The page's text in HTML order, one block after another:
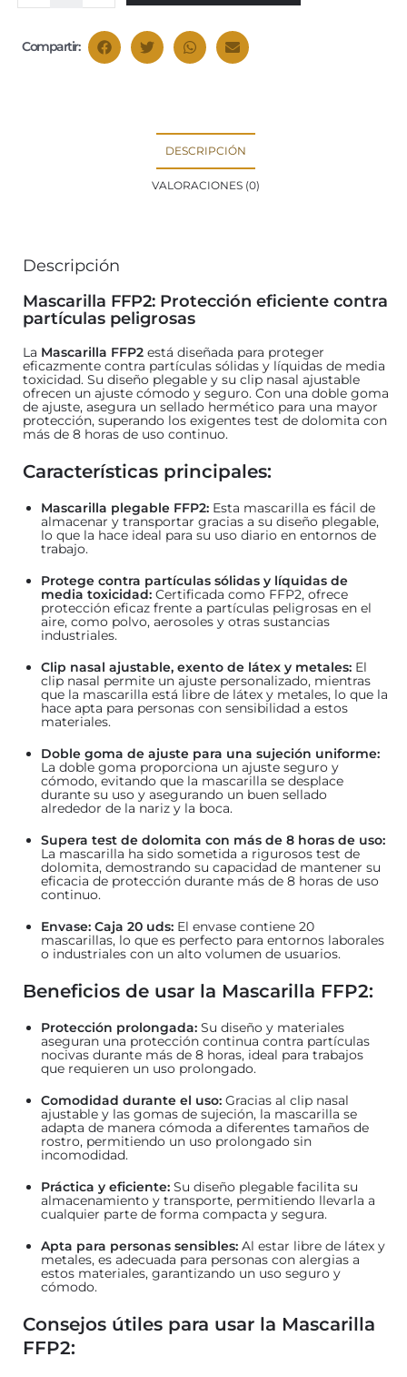
Compartir:
DESCRIPCIÓN
VALORACIONES (0)
Descripción
Mascarilla FFP2: Protección eficiente contra
partículas peligrosas
La Mascarilla FFP2 está diseñada para proteger
eficazmente contra partículas sólidas y líquidas de media
toxicidad. Su diseño plegable y su clip nasal ajustable
ofrecen un ajuste cómodo y seguro. Con una doble goma
de ajuste, asegura un sellado hermético para una mayor
protección, superando los exigentes test de dolomita con
más de 8 horas de uso continuo.
Características principales:
Mascarilla plegable FFP2: Esta mascarilla es fácil de
almacenar y transportar gracias a su diseño plegable,
lo que la hace ideal para su uso diario en entornos de
trabajo.
Protege contra partículas sólidas y líquidas de
media toxicidad: Certificada como FFP2, ofrece
protección eficaz frente a partículas peligrosas en el
aire, como polvo, aerosoles y otras sustancias
industriales.
Clip nasal ajustable, exento de látex y metales: El
clip nasal permite un ajuste personalizado, mientras
que la mascarilla está libre de látex y metales, lo que la
hace apta para personas con sensibilidad a estos
materiales.
Doble goma de ajuste para una sujeción uniforme:
La doble goma proporciona un ajuste seguro y
cómodo, evitando que la mascarilla se desplace
durante su uso y asegurando un buen sellado
alrededor de la nariz y la boca.
Supera test de dolomita con más de 8 horas de uso:
La mascarilla ha sido sometida a rigurosos test de
dolomita, demostrando su capacidad de mantener su
eficacia de protección durante más de 8 horas de uso
continuo.
Envase: Caja 20 uds: El envase contiene 20
mascarillas, lo que es perfecto para entornos laborales
o industriales con un alto volumen de usuarios.
Beneficios de usar la Mascarilla FFP2:
Protección prolongada: Su diseño y materiales
aseguran una protección continua contra partículas
nocivas durante más de 8 horas, ideal para trabajos
que requieren un uso prolongado.
Comodidad durante el uso: Gracias al clip nasal
ajustable y las gomas de sujeción, la mascarilla se
adapta de manera cómoda a diferentes tamaños de
rostro, permitiendo un uso prolongado sin
incomodidad.
Práctica y eficiente: Su diseño plegable facilita su
almacenamiento y transporte, permitiendo llevarla a
cualquier parte de forma compacta y segura.
Apta para personas sensibles: Al estar libre de látex y
metales, es adecuada para personas con alergias a
estos materiales, garantizando un uso seguro y
cómodo.
Consejos útiles para usar la Mascarilla
FFP2: